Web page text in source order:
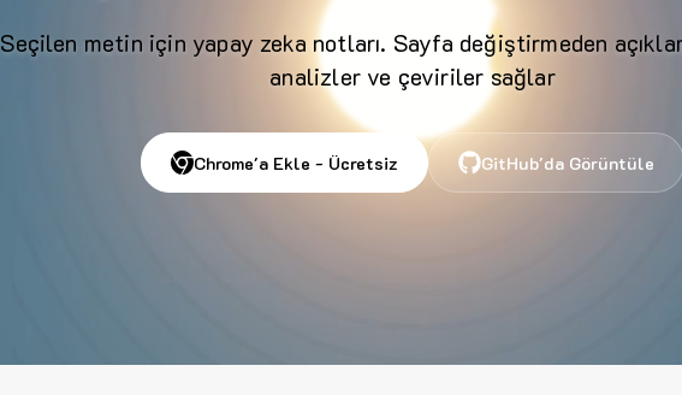
Seçilen metin için yapay zeka notları. Sayfa değiştirmeden
analizler ve çeviriler sağlar
Chrome'a Ekle - Ücretsiz GitHub'da Görüntüle